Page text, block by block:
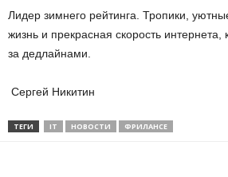
Лидер зимнего рейтинга. Тропики,
жизнь и прекрасная скорость интернета,
за дедлайнами.
Сергей Никитин
ТЕГИ IT НОВОСТИ ФРИЛАНСЕ